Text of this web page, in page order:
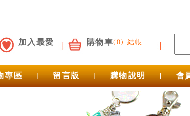
加入最愛 購物車(0) 結帳
專區 | 留言版 | 購物說明 | 會